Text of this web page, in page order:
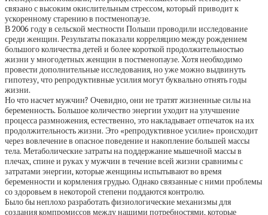
связано с высоким окислительным стрессом, который приводит к
ускоренному старению в постменопаузе.
В 2006 году в сельской местности Польши проводили исследование
среди женщин. Результаты показали корреляцию между рождением
большого количества детей и более короткой продолжительностью
жизни у многодетных женщин в постменопаузе. Хотя необходимо
провести дополнительные исследования, но уже можно выдвинуть
гипотезу, что репродуктивные усилия могут буквально отнять годы
жизни.
Но что насчет мужчин? Очевидно, они не тратят жизненные силы на
беременность. Большое количество энергии уходит на улучшение
процесса размножения, естественно, это накладывает отпечаток на их
продолжительность жизни. Это «репродуктивное усилие» происходит
через вовлечение в опасное поведение и накопление большей массы
тела. Метаболические затраты на поддержание мышечной массы в
плечах, спине и руках у мужчин в течение всей жизни сравнимы с
затратами энергии, которые женщины испытывают во время
беременности и кормления грудью. Однако связанные с ними проблемы
со здоровьем в некоторой степени поддаются контролю.
Было бы неплохо разработать физиологические механизмы для
создания компромиссов между нашими потребностями, которые